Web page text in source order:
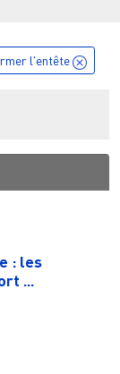
l'entête
: les
...